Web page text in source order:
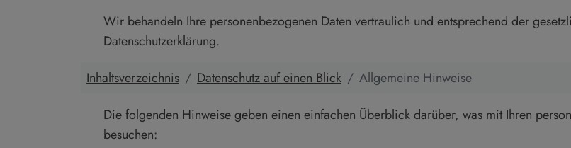
Wir behandeln Ihre personenbezogenen Daten vertraulich und entsprechend der
Datenschutzerklärung.
Inhaltsverzeichnis
Datenschutz auf einen Blick
Allgemeine Hinweise
Die folgenden Hinweise geben einen einfachen Überblick darüber, was mit Ihren
besuchen: